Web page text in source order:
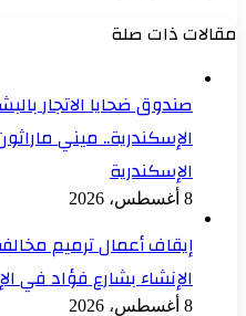
مقالات ذات صلة
صندوق ضحايا الاتجار
الإسكندرية.. ميني
الإسكندرية
8 أغسطس، 2026
إيقاف أعمال ترميم
الإنشاء بشارع فؤاد في
8 أغسطس، 2026